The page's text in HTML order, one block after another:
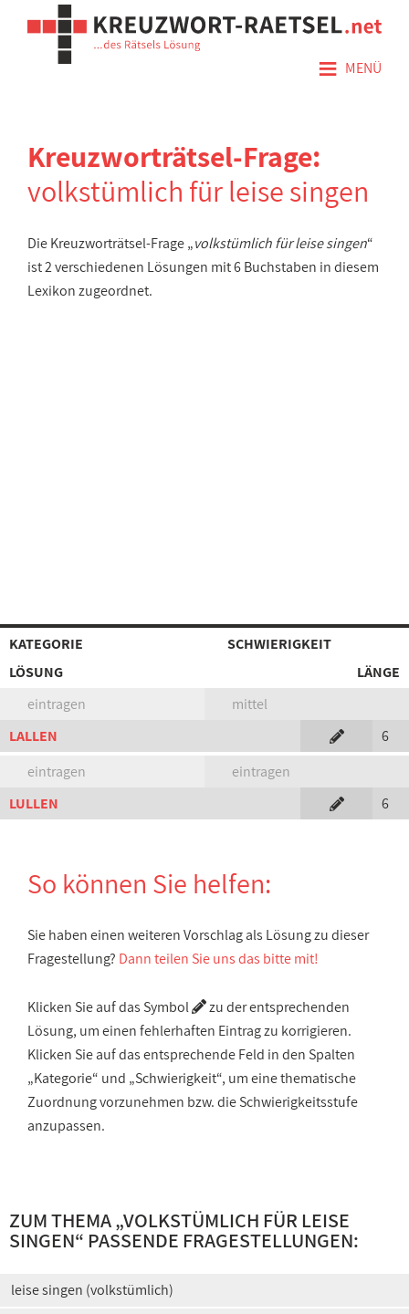
≡ MENÜ
Kreuzworträtsel-Frage:
volkstümlich für leise singen
Die Kreuzworträtsel-Frage „volkstümlich für leise singen“
ist 2 verschiedenen Lösungen mit 6 Buchstaben in diesem
Lexikon zugeordnet.
KATEGORIE
SCHWIERIGKEIT
LÖSUNG
LÄNGE
eintragen
mittel
LALLEN
6
eintragen
eintragen
LULLEN
6
So können Sie helfen:
Sie haben einen weiteren Vorschlag als Lösung zu dieser
Fragestellung? Dann teilen Sie uns das bitte mit!
Klicken Sie auf das Symbol
zu der entsprechenden
Lösung, um einen fehlerhaften Eintrag zu korrigieren.
Klicken Sie auf das entsprechende Feld in den Spalten
„Kategorie“ und „Schwierigkeit“, um eine thematische
Zuordnung vorzunehmen bzw. die Schwierigkeitsstufe
anzupassen.
ZUM THEMA „VOLKSTÜMLICH FÜR LEISE
SINGEN“ PASSENDE FRAGESTELLUNGEN:
leise singen (volkstümlich)